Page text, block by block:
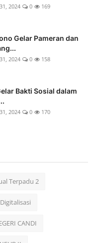
2024 0 169
Gelar Pameran dan
2024 0 158
Bakti Sosial dalam
2024 0 170
Terpadu 2
Digitalisasi
CANDI